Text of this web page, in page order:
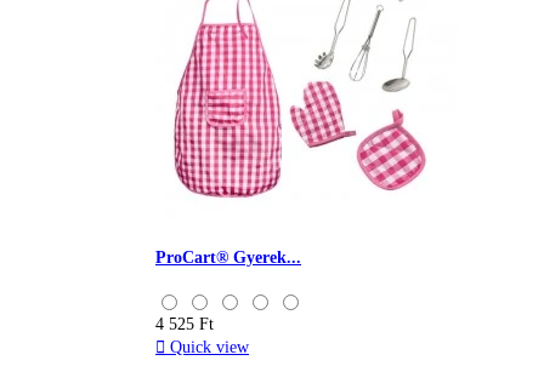
ProCart® Gyerek...
4 525 Ft
 Quick view